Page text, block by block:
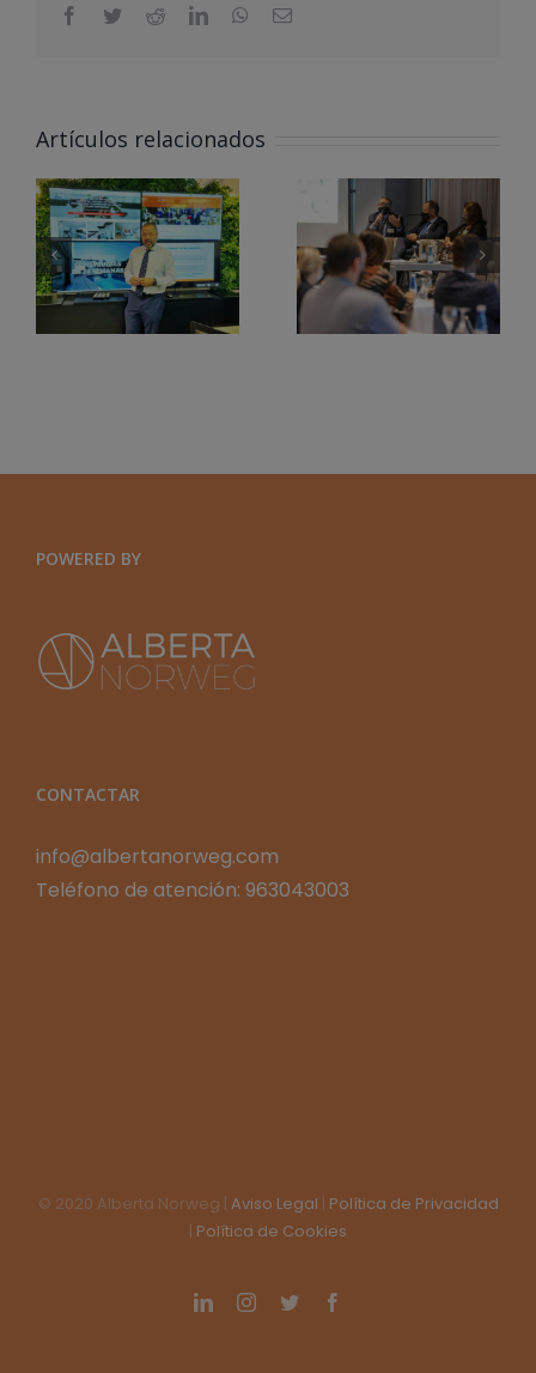
Artículos relacionados
EL CLUB
PARA LA
INNOVACIÓN
DE LA
COMUNIDAD
VALENCIANA.
EXPONENCIALES
@ALBERTA
NORWEG
APOYA LOS
#ODS EN
UN
CONTEXTO
POWERED BY
CONTACTAR
info@albertanorweg.com
Teléfono de atención: 963043003
© 2020 Alberta Norweg | Aviso Legal Política de Privacidad
Política de Cookies